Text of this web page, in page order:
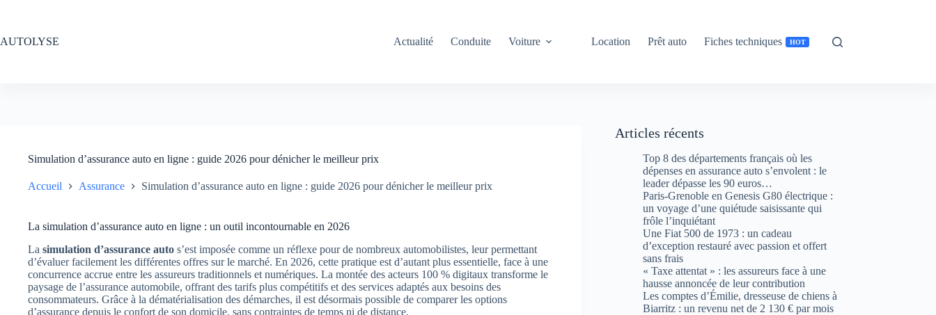
AUTOLYSE
Actualité Conduite Voiture Location Prêt auto Fiches techniques HOT
Simulation d’assurance auto en ligne : guide 2026 pour dénicher le meilleur prix
Accueil Assurance Simulation d’assurance auto en ligne : guide 2026 pour dénicher le meilleur prix
La simulation d’assurance auto en ligne : un outil incontournable en 2026
La simulation d’assurance auto s’est imposée comme un réflexe pour de nombreux automobilistes, leur permettant
d’évaluer facilement les différentes offres sur le marché. En 2026, cette pratique est d’autant plus essentielle, face à une
concurrence accrue entre les assureurs traditionnels et numériques. La montée des acteurs 100 % digitaux transforme le
paysage de l’assurance automobile, offrant des tarifs plus compétitifs et des services adaptés aux besoins des
consommateurs. Grâce à la dématérialisation des démarches, il est désormais possible de comparer les options
d’assurance depuis le confort de son domicile, sans contraintes de temps ni de distance.
Articles récents
Top 8 des départements français où les
dépenses en assurance auto s’envolent : le
leader dépasse les 90 euros…
Paris-Grenoble en Genesis G80 électrique :
un voyage d’une quiétude saisissante qui
frôle l’inquiétant
Une Fiat 500 de 1973 : un cadeau
d’exception restauré avec passion et offert
sans frais
« Taxe attentat » : les assureurs face à une
hausse annoncée de leur contribution
Les comptes d’Émilie, dresseuse de chiens à
Biarritz : un revenu net de 2 130 € par mois